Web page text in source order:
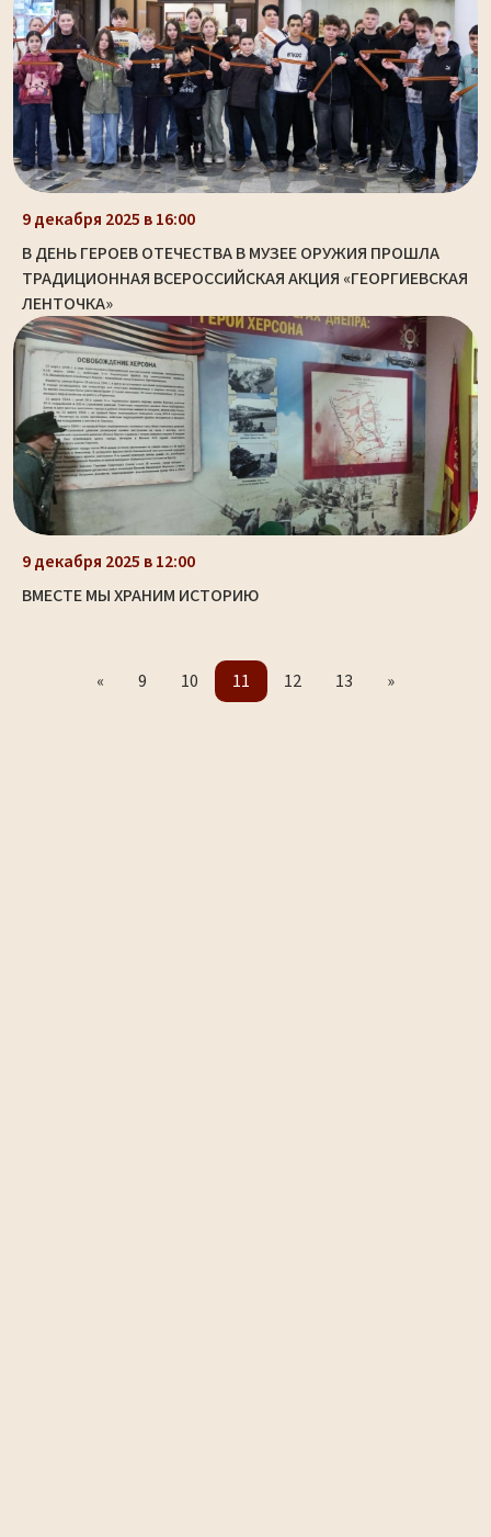
9 декабря 2025 в 16:00
В ДЕНЬ ГЕРОЕВ ОТЕЧЕСТВА В МУЗЕЕ ОРУЖИЯ ПРОШЛА
ТРАДИЦИОННАЯ ВСЕРОССИЙСКАЯ АКЦИЯ «ГЕОРГИЕВСКАЯ
ЛЕНТОЧКА»
9 декабря 2025 в 12:00
ВМЕСТЕ МЫ ХРАНИМ ИСТОРИЮ
« 9 10 11 12 13 »